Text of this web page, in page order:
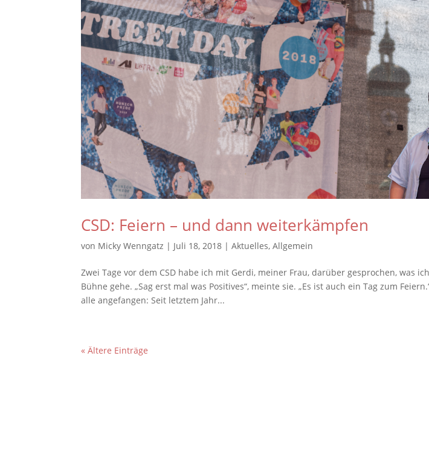
CSD: Feiern – und dann weiterkämpfen
von Micky Wenngatz | Juli 18, 2018 |Aktuelles,Allgemein
Zwei Tage vor dem CSD habe ich mit Gerdi, meiner Frau, darüber gesprochen, was
Bühne gehe. „Sag erst mal was Positives“, meinte sie. „Es ist auch ein Tag zum
alle angefangen: Seit letztem Jahr...
« Ältere Einträge